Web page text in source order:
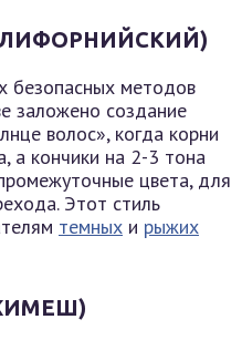
безопасных методов
заложено создание
волос», когда корни
а кончики на 2-3 тона
цвета, для
Этот стиль
темных и рыжих